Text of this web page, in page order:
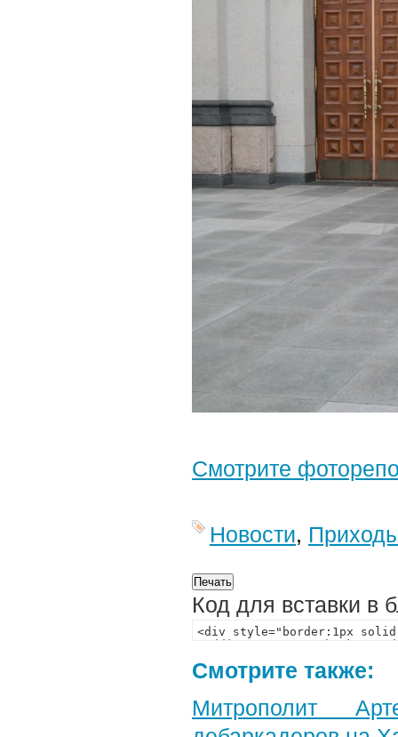
Смотрите
Новости,
Код для вставки в
Смотрите также:
Митрополит